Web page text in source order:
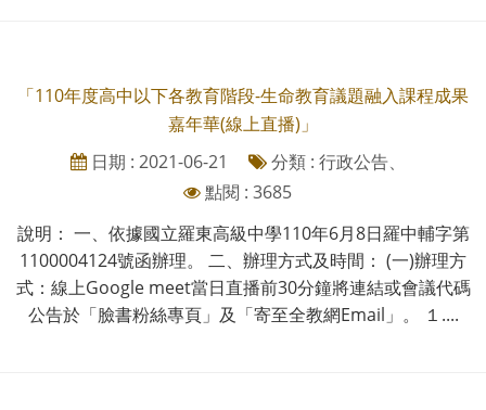
「110年度高中以下各教育階段-生命教育議題融入課程成果
嘉年華(線上直播)」
日期 : 2021-06-21
分類 : 行政公告、
點閱 : 3685
說明： 一、依據國立羅東高級中學110年6月8日羅中輔字第
1100004124號函辦理。 二、辦理方式及時間： (一)辦理方
式：線上Google meet當日直播前30分鐘將連結或會議代碼
公告於「臉書粉絲專頁」及「寄至全教網Email」。 １....